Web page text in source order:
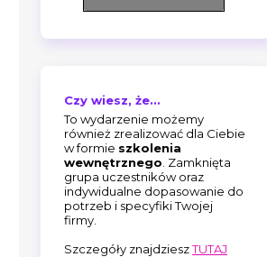
Czy wiesz, że...
To wydarzenie możemy
również zrealizować dla Ciebie
w formie szkolenia
wewnętrznego . Zamknięta
grupa uczestników oraz
indywidualne dopasowanie do
potrzeb i specyfiki Twojej
firmy.
Szczegóły znajdzieszTUTAJ